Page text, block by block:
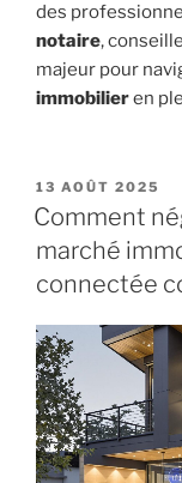
des
notaire,
majeur pour
immobilieren
PUBLIÉ
LE
13 AOÛT 2025
Comment
marché
connectée